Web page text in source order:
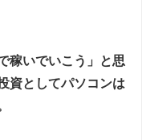
稼いでいこう」と思
資としてパソコンは